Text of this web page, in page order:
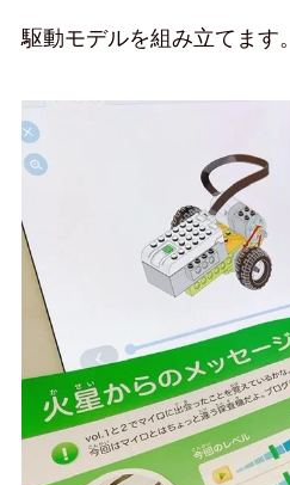
駆動モデルを組み立てます。